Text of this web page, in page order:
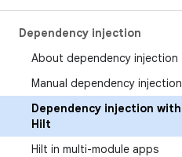
Dependency injection
About dependency injection
Manual dependency injection
Dependency injection with
Hilt
Hilt in multi-module apps